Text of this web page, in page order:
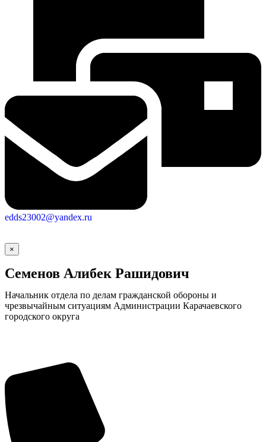
edds23002@yandex.ru
×
Семенов Алибек Рашидович
Начальник отдела по делам гражданской обороны и
чрезвычайным ситуациям Администрации Карачаевского
городского округа